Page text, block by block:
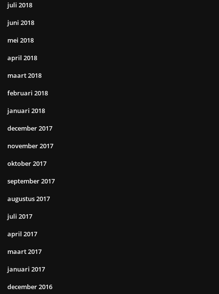
juli 2018
juni 2018
mei 2018
april 2018
maart 2018
februari 2018
januari 2018
december 2017
november 2017
oktober 2017
september 2017
augustus 2017
juli 2017
april 2017
maart 2017
januari 2017
december 2016